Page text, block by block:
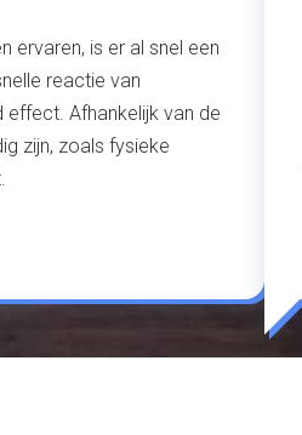
ervaren, is er al snel een
reactie van
Afhankelijk van de
zijn, zoals fysieke